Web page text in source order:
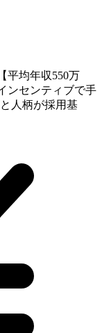
平均年収550万
ンセンティブで手
人柄が採用基